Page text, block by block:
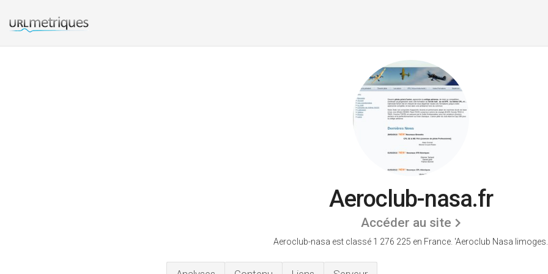
Aeroclub-nasa.fr
Accéder au site
Aeroclub-nasa est classé 1 276 225 en France. 'Aeroclub Nasa